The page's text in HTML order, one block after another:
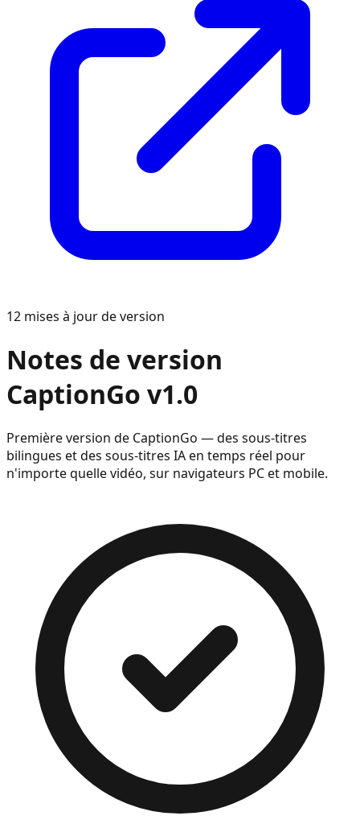
12 mises à jour de version
Notes de version
CaptionGo v1.0
Première version de CaptionGo — des sous-titres
bilingues et des sous-titres IA en temps réel pour
n'importe quelle vidéo, sur navigateurs PC et mobile.